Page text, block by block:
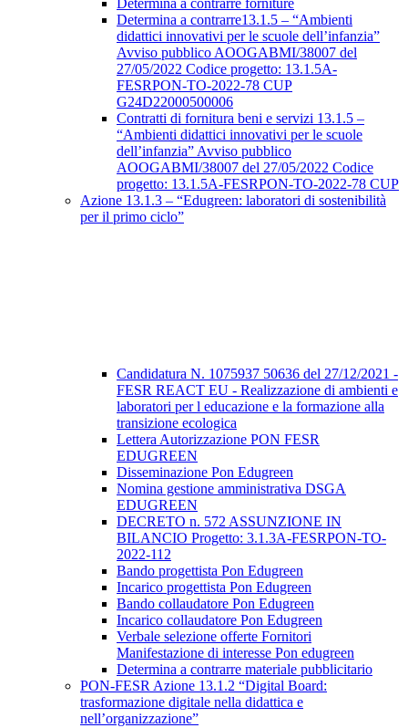
Determina a contrarre forniture
Determina a contrarre13.1.5 – “Ambienti
didattici innovativi per le scuole dell’infanzia”
Avviso pubblico AOOGABMI/38007 del
27/05/2022 Codice progetto: 13.1.5A-
FESRPON-TO-2022-78 CUP
G24D22000500006
Contratti di fornitura beni e servizi 13.1.5 –
“Ambienti didattici innovativi per le scuole
dell’infanzia” Avviso pubblico
AOOGABMI/38007 del 27/05/2022 Codice
progetto: 13.1.5A-FESRPON-TO-2022-78 CUP
Azione 13.1.3 – “Edugreen: laboratori di sostenibilità
per il primo ciclo”
Candidatura N. 1075937 50636 del 27/12/2021 -
FESR REACT EU - Realizzazione di ambienti e
laboratori per l educazione e la formazione alla
transizione ecologica
Lettera Autorizzazione PON FESR
EDUGREEN
Disseminazione Pon Edugreen
Nomina gestione amministrativa DSGA
EDUGREEN
DECRETO n. 572 ASSUNZIONE IN
BILANCIO Progetto: 3.1.3A-FESRPON-TO-
2022-112
Bando progettista Pon Edugreen
Incarico progettista Pon Edugreen
Bando collaudatore Pon Edugreen
Incarico collaudatore Pon Edugreen
Verbale selezione offerte Fornitori
Manifestazione di interesse Pon edugreen
Determina a contrarre materiale pubblicitario
PON-FESR Azione 13.1.2 “Digital Board:
trasformazione digitale nella didattica e
nell’organizzazione”